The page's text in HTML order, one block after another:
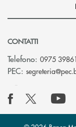
CONTATTI
Telefono: 0975
PEC: